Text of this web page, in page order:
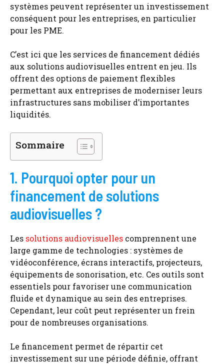
systèmes peuvent représenter un investissement
conséquent pour les entreprises, en particulier
pour les PME.
C’est ici que les services de financement dédiés
aux solutions audiovisuelles entrent en jeu. Ils
offrent des options de paiement flexibles
permettant aux entreprises de moderniser leurs
infrastructures sans mobiliser d’importantes
liquidités.
Sommaire
1. Pourquoi opter pour un
financement de solutions
audiovisuelles ?
Les solutions audiovisuelles comprennent une
large gamme de technologies : systèmes de
vidéoconférence, écrans interactifs, projecteurs,
équipements de sonorisation, etc. Ces outils sont
essentiels pour favoriser une communication
fluide et dynamique au sein des entreprises.
Cependant, leur coût peut représenter un frein
pour de nombreuses organisations.
Le financement permet de répartir cet
investissement sur une période définie, offrant